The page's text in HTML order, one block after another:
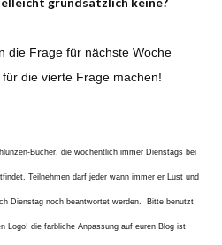
die Frage für nächste Woche
die vierte Frage machen!
Bücher, die wöchentlich immer Dienstags bei
Teilnehmen darf jeder wann immer er Lust und
Dienstag noch beantwortet werden. Bitte benutzt
Logo! die farbliche Anpassung auf euren Blog ist